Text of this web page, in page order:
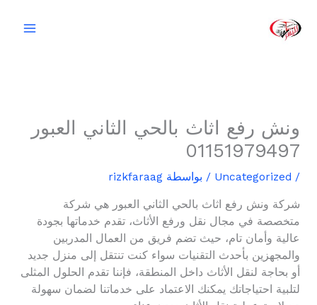
المحتوى
ونش رفع اثاث بالحي الثاني العبور
01151979497
/
Uncategorized / بواسطة rizkfaraag
شركة ونش رفع اثاث بالحي الثاني العبور هي شركة
متخصصة في مجال نقل ورفع الأثاث، تقدم خدماتها بجودة
عالية وأمان تام، حيث تضم فريق من العمال المدربين
والمجهزين بأحدث التقنيات سواء كنت تنتقل إلى منزل جديد
أو بحاجة لنقل الأثاث داخل المنطقة، فإننا تقدم الحلول المثلى
لتلبية احتياجاتك يمكنك الاعتماد على خدماتنا لضمان سهولة